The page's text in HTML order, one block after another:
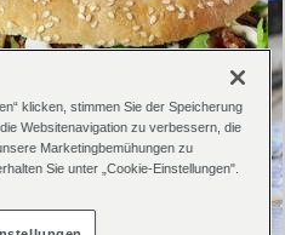
klicken, stimmen Sie der Speicherung
Websitenavigation zu verbessern, die
Marketingbemühungen zu
Sie unter „Cookie-Einstellungen".